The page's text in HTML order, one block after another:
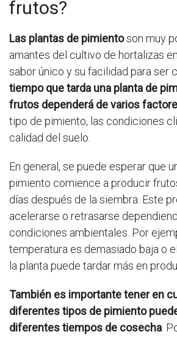
frutos?
Las plantas de pimientoson muy
amantes del cultivo de hortalizas
sabor único y su facilidad para ser
tiempo que tarda una planta de
frutos dependerá de varios
tipo de pimiento, las condiciones
calidad del suelo.
En general, se puede esperar que
pimiento comience a producir
días después de la siembra. Este
acelerarse o retrasarse
condiciones ambientales. Por
temperatura es demasiado baja o
la planta puede tardar más en
También es importante tener en
diferentes tipos de pimiento
diferentes tiempos de cosecha.